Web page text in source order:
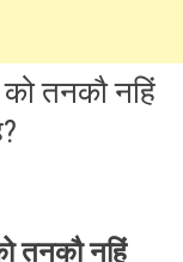
को तनकौ नहिं
तनकौ नहिं